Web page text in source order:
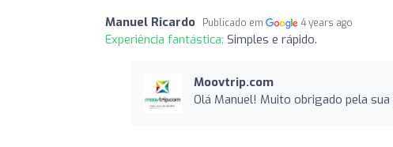
Manuel Ricardo Publicado em 4 years ago
Experiência fantástica: Simples e rápido.
Moovtrip.com
Olá Manuel! Muito obrigado pela